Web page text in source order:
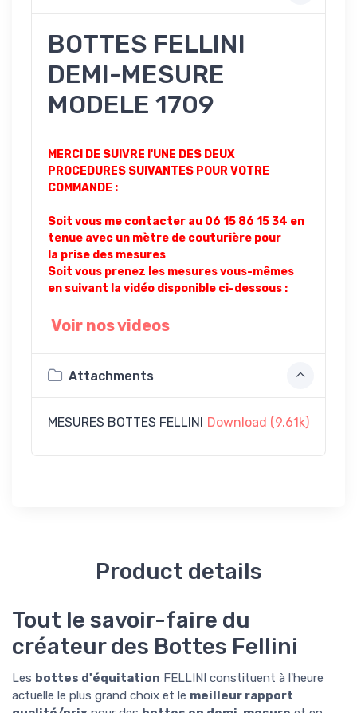
BOTTES FELLINI
DEMI-MESURE
MODELE 1709
MERCI DE SUIVRE l'UNE DES DEUX
PROCEDURES SUIVANTES POUR VOTRE
COMMANDE :
Soit vous me contacter au 06 15 86 15 34 en
tenue avec un mètre de couturière pour
la prise des mesures
Soit vous prenez les mesures vous-mêmes
en suivant la vidéo disponible ci-dessous :
Voir nos videos
Attachments
MESURES BOTTES FELLINI Download (9.61k)
Product details
Tout le savoir-faire du
créateur des Bottes Fellini
Les bottes d'équitation FELLINI constituent à l'heure
actuelle le plus grand choix et le meilleur rapport